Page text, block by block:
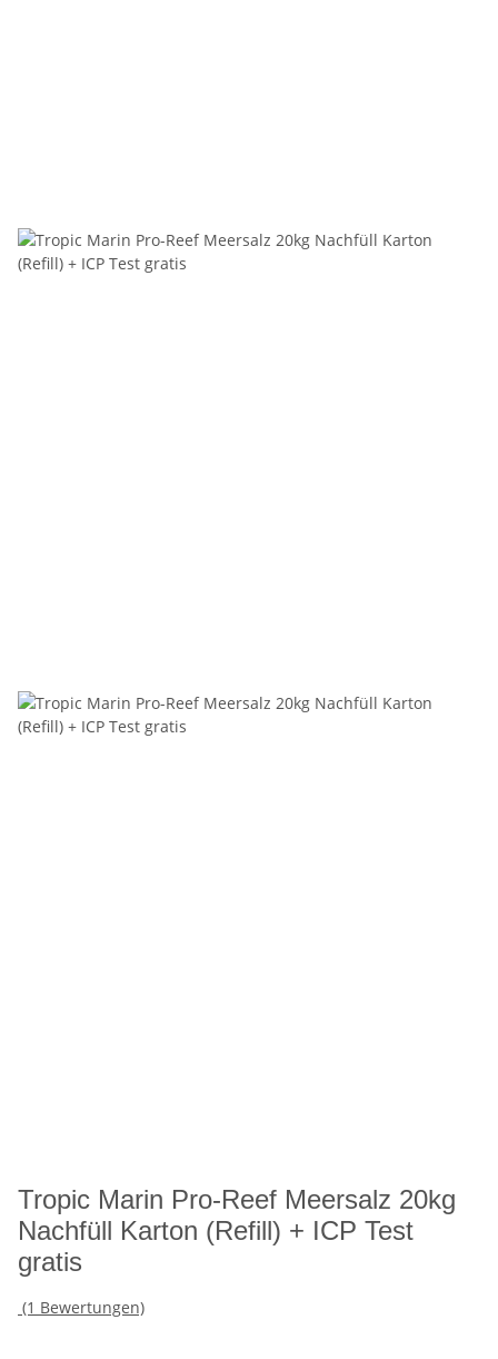
Tropic Marin Pro-Reef Meersalz 20kg
Nachfüll Karton (Refill) + ICP Test
gratis
(1 Bewertungen)